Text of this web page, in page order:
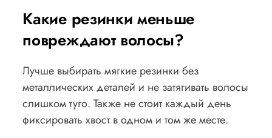
Какие резинки меньше
повреждают волосы?
Лучше выбирать мягкие резинки без
металлических деталей и не затягивать волосы
слишком туго. Также не стоит каждый день
фиксировать хвост в одном и том же месте.